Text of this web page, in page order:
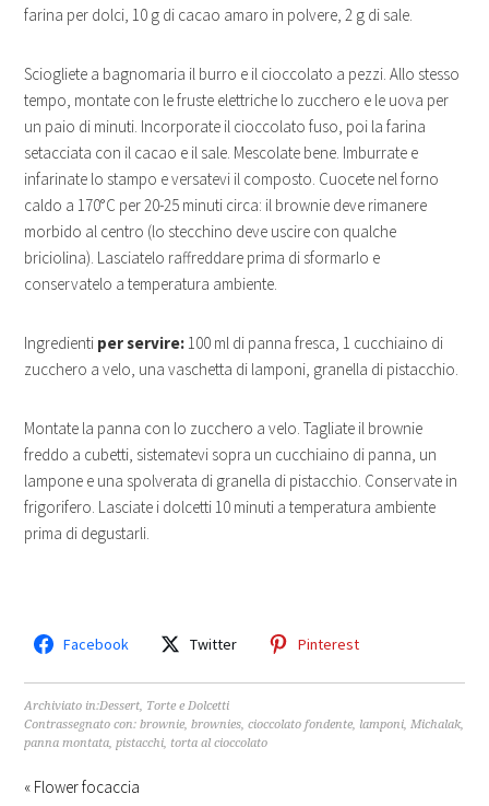
farina per dolci, 10 g di cacao amaro in polvere, 2 g di sale.
Sciogliete a bagnomaria il burro e il cioccolato a pezzi. Allo stesso
tempo, montate con le fruste elettriche lo zucchero e le uova per
un paio di minuti. Incorporate il cioccolato fuso, poi la farina
setacciata con il cacao e il sale. Mescolate bene. Imburrate e
infarinate lo stampo e versatevi il composto. Cuocete nel forno
caldo a 170°C per 20-25 minuti circa: il brownie deve rimanere
morbido al centro (lo stecchino deve uscire con qualche
briciolina). Lasciatelo raffreddare prima di sformarlo e
conservatelo a temperatura ambiente.
Ingredienti per servire: 100 ml di panna fresca, 1 cucchiaino di
zucchero a velo, una vaschetta di lamponi, granella di pistacchio.
Montate la panna con lo zucchero a velo. Tagliate il brownie
freddo a cubetti, sistematevi sopra un cucchiaino di panna, un
lampone e una spolverata di granella di pistacchio. Conservate in
frigorifero. Lasciate i dolcetti 10 minuti a temperatura ambiente
prima di degustarli.
Facebook Twitter Pinterest
Archiviato in:Dessert, Torte e Dolcetti
Contrassegnato con:brownie,brownies,cioccolato fondente, lamponi,Michalak,
panna montata,pistacchi, torta al cioccolato
« Flower focaccia